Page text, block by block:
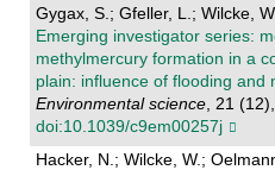
Gygax, S.; Gfeller, L.; Wilcke,
Emerging investigator series:
methylmercury formation in a
plain: influence of flooding and
Environmental science, 21
doi:10.1039/c9em00257j
Hacker, N.; Wilcke, W.;